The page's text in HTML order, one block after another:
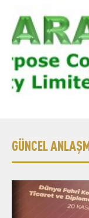
Üyelik
E-İşlemler
GÜNCEL